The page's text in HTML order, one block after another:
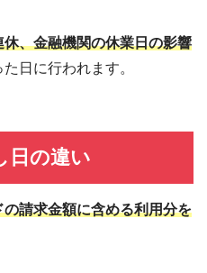
、金融機関の休業日の影響
日に行われます。
日の違い
請求金額に含める利用分を